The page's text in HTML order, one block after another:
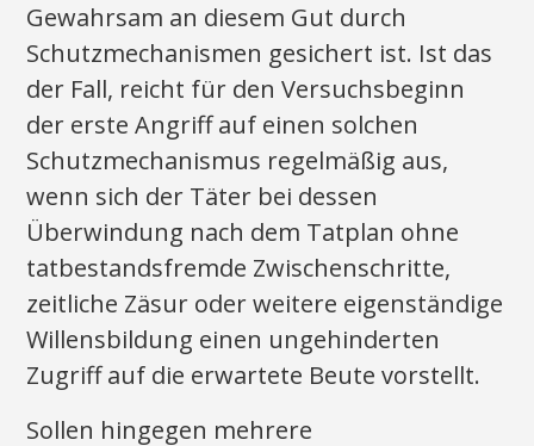
Gewahrsam an diesem Gut durch
Schutzmechanismen gesichert ist. Ist das
der Fall, reicht für den Versuchsbeginn
der erste Angriff auf einen solchen
Schutzmechanismus regelmäßig aus,
wenn sich der Täter bei dessen
Überwindung nach dem Tatplan ohne
tatbestandsfremde Zwischenschritte,
zeitliche Zäsur oder weitere eigenständige
Willensbildung einen ungehinderten
Zugriff auf die erwartete Beute vorstellt.
Sollen hingegen mehrere